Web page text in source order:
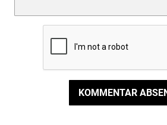
KOMMENTAR